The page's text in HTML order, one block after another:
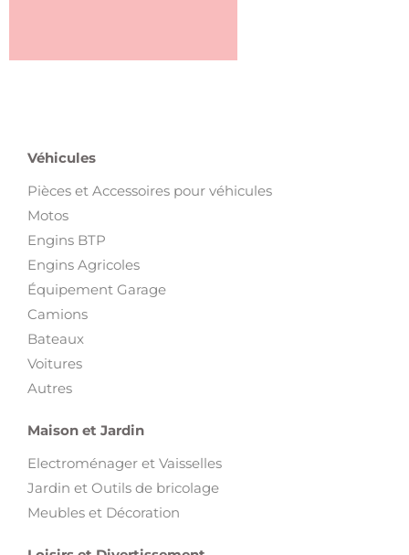
Véhicules
Pièces et Accessoires pour véhicules
Motos
Engins BTP
Engins Agricoles
Équipement Garage
Camions
Bateaux
Voitures
Autres
Maison et Jardin
Electroménager et Vaisselles
Jardin et Outils de bricolage
Meubles et Décoration